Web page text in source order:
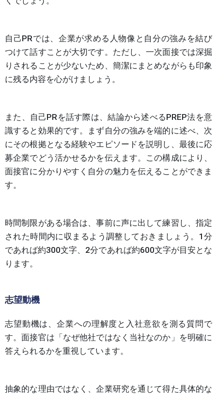
自己PRでは、企業が求める人物像と自分の強みを結び
つけて話すことが大切です。ただし、一次面接では深掘
りされることが少ないため、簡潔にまとめながらも印象
に残る内容を心がけましょう。
また、自己PRを話す際は、結論から述べるPREP法を意
識すると効果的です。まず自分の強みを端的に述べ、次
にその根拠となる経験やエピソードを説明し、最後に応
募企業でどう活かせるかを伝えます。この構成により、
面接官に分かりやすく自分の魅力を伝えることができま
す。
時間制限がある場合は、事前に声に出して練習し、指定
された時間内に収まるよう調整しておきましょう。1分
であれば約300文字、2分であれば約600文字が目安とな
ります。
志望動機
志望動機は、企業への理解度と入社意欲を測る質問で
す。面接官は「なぜ他社ではなく当社なのか」を明確に
答えられるかを重視しています。
抽象的な理由ではなく、企業研究を通じて得た具体的な